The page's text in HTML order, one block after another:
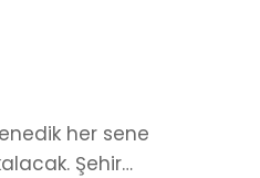
her sene
Şehir…